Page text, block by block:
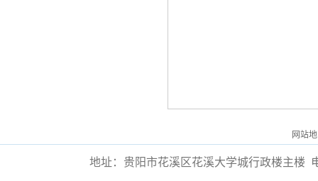
网站
地址：贵阳市花溪区花溪大学城行政楼主楼